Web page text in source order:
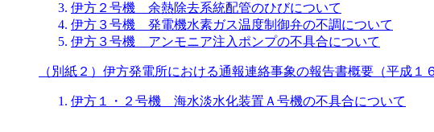
伊方２号機 余熱除去系統配管のひびについて
伊方３号機 発電機水素ガス温度制御弁の不調について
伊方３号機 アンモニア注入ポンプの不具合について
（別紙２）伊方発電所における通報連絡事象の報告書概要（平成１
伊方１・２号機 海水淡水化装置Ａ号機の不具合について